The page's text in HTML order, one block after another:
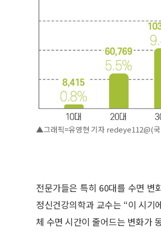
▲그래픽=유영현 기자 redeye112@(
전문가들은 특히 60대를 수면 변
정신건강의학과 교수는 “이 시기
체 수면 시간이 줄어드는 변화가